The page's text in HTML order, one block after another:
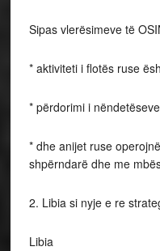
Sipas vlerësimeve të
* aktiviteti i flotës ruse
* përdorimi i
* dhe anijet ruse
shpërndarë dhe me
2. Libia si nyje e re
Libia